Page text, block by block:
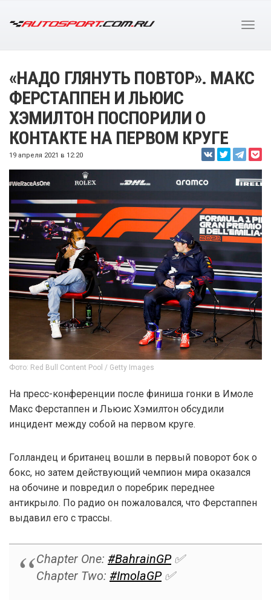
«НАДО ГЛЯНУТЬ ПОВТОР». МАКС
ФЕРСТАППЕН И ЛЬЮИС
ХЭМИЛТОН ПОСПОРИЛИ О
КОНТАКТЕ НА ПЕРВОМ КРУГЕ
19 апреля 2021 в 12:20
Фото: Red Bull Content Pool / Getty Images
На пресс-конференции после финиша гонки в Имоле
Макс Ферстаппен и Льюис Хэмилтон обсудили
инцидент между собой на первом круге.
Голландец и британец вошли в первый поворот бок о
бокс, но затем действующий чемпион мира оказался
на обочине и повредил о поребрик переднее
антикрыло. По радио он пожаловался, что Ферстаппен
выдавил его с трассы.
Chapter One: #BahrainGP✅
Chapter Two: #ImolaGP✅